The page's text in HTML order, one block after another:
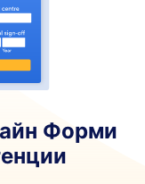
Форми